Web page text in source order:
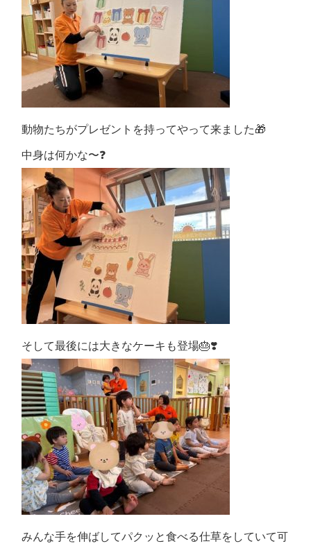
動物たちがプレゼントを持ってやって来ました🎁
中身は何かな〜❓
そして最後には大きなケーキも登場🎂❣️
みんな手を伸ばしてパクッと食べる仕草をしていて可